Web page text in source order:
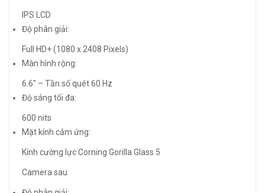
IPS LCD
Độ phân giải:
Full HD+ (1080 x 2408 Pixels)
Màn hình rộng:
6.6″ – Tần số quét 60 Hz
Độ sáng tối đa:
600 nits
Mặt kính cảm ứng:
Kính cường lực Corning Gorilla Glass 5
Camera sau